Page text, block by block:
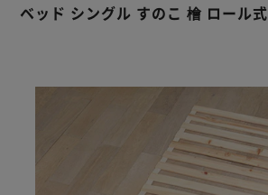
ベッド シングル すのこ 檜 ロール式